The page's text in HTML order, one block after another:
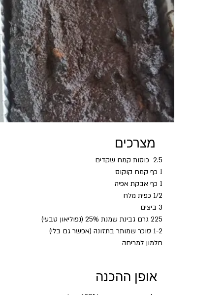
מצרכים
2.5  כוסות קמח שקדים
1 כף קמח קוקוס
1 כף אבקת אפיה
1/2 כפית מלח
3 ביצים
225 גרם גבינת שמנת 25% (נפוליאון טבעי)
1-2 סוכר שמותר בתזונה (אפשר גם בלי)
חלמון למריחה
אופן ההכנה